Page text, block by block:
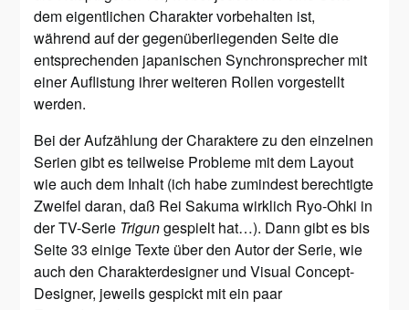
dem eigentlichen Charakter vorbehalten ist,
während auf der gegenüberliegenden Seite die
entsprechenden japanischen Synchronsprecher mit
einer Auflistung ihrer weiteren Rollen vorgestellt
werden.
Bei der Aufzählung der Charaktere zu den einzelnen
Serien gibt es teilweise Probleme mit dem Layout
wie auch dem Inhalt (ich habe zumindest berechtigte
Zweifel daran, daß Rei Sakuma wirklich Ryo-Ohki in
der TV-Serie Trigungespielt hat…). Dann gibt es bis
Seite 33 einige Texte über den Autor der Serie, wie
auch den Charakterdesigner und Visual Concept-
Designer, jeweils gespickt mit ein paar